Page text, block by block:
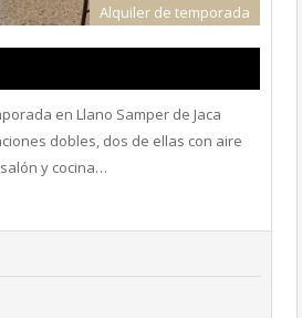
Alquiler de temporada
en Llano Samper de Jaca
dobles, dos de ellas con aire
y cocina…